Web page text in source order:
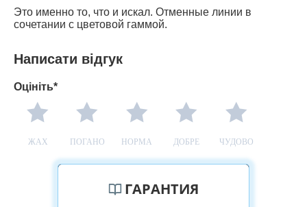
Это именно то, что и искал. Отменные линии в
сочетании с цветовой гаммой.
Написати відгук
Оцініть*
ЖАХ ПОГАНО НОРМА ДОБРЕ ЧУДОВО
ГАРАНТИЯ